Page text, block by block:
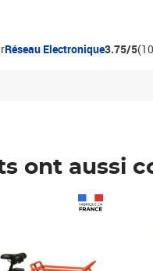
Réseau Electronique3.75/5
ont aussi